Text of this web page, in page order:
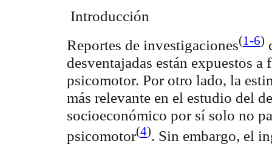
Introducción
Reportes de investigaciones(1-6)
desventajadas están expuestos
psicomotor. Por otro lado, la
más relevante en el estudio del
socioeconómico por sí solo no
psicomotor(4). Sin embargo, el